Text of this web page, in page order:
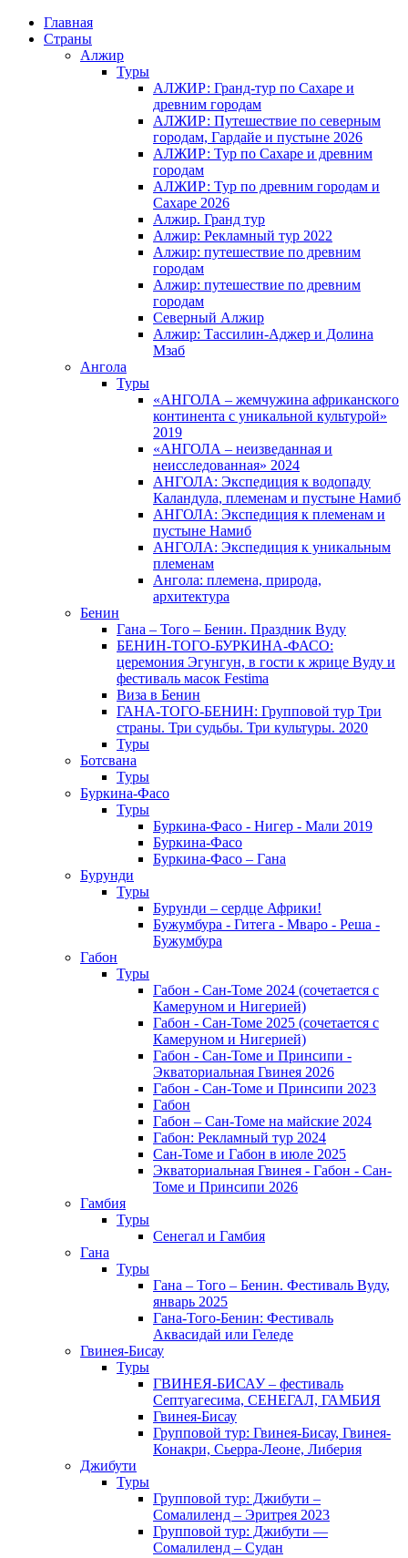
Главная
Страны
Алжир
Туры
АЛЖИР: Гранд-тур по Сахаре и
древним городам
АЛЖИР: Путешествие по северным
городам, Гардайе и пустыне 2026
АЛЖИР: Тур по Сахаре и древним
городам
АЛЖИР: Тур по древним городам и
Сахаре 2026
Алжир. Гранд тур
Алжир: Рекламный тур 2022
Алжир: путешествие по древним
городам
Алжир: путешествие по древним
городам
Северный Алжир
Алжир: Тассилин-Аджер и Долина
Мзаб
Ангола
Туры
«АНГОЛА – жемчужина африканского
континента с уникальной культурой»
2019
«АНГОЛА – неизведанная и
неисследованная» 2024
АНГОЛА: Экспедиция к водопаду
Каландула, племенам и пустыне Намиб
АНГОЛА: Экспедиция к племенам и
пустыне Намиб
АНГОЛА: Экспедиция к уникальным
племенам
Ангола: племена, природа,
архитектура
Бенин
Гана – Того – Бенин. Праздник Вуду
БЕНИН-ТОГО-БУРКИНА-ФАСО:
церемония Эгунгун, в гости к жрице Вуду и
фестиваль масок Festima
Виза в Бенин
ГАНА-ТОГО-БЕНИН: Групповой тур Три
страны. Три судьбы. Три культуры. 2020
Туры
Ботсвана
Туры
Буркина-Фасо
Туры
Буркина-Фасо - Нигер - Мали 2019
Буркина-Фасо
Буркина-Фасо – Гана
Бурунди
Туры
Бурунди – сердце Африки!
Бужумбура - Гитега - Мваро - Реша -
Бужумбура
Габон
Туры
Габон - Сан-Томе 2024 (сочетается с
Камеруном и Нигерией)
Габон - Сан-Томе 2025 (сочетается с
Камеруном и Нигерией)
Габон - Сан-Томе и Принсипи -
Экваториальная Гвинея 2026
Габон - Сан-Томе и Принсипи 2023
Габон
Габон – Сан-Томе на майские 2024
Габон: Рекламный тур 2024
Сан-Томе и Габон в июле 2025
Экваториальная Гвинея - Габон - Сан-
Томе и Принсипи 2026
Гамбия
Туры
Сенегал и Гамбия
Гана
Туры
Гана – Того – Бенин. Фестиваль Вуду,
январь 2025
Гана-Того-Бенин: Фестиваль
Аквасидай или Геледе
Гвинея-Бисау
Туры
ГВИНЕЯ-БИСАУ – фестиваль
Септуагесима, СЕНЕГАЛ, ГАМБИЯ
Гвинея-Бисау
Групповой тур: Гвинея-Бисау, Гвинея-
Конакри, Сьерра-Леоне, Либерия
Джибути
Туры
Групповой тур: Джибути –
Cомалиленд – Эритрея 2023
Групповой тур: Джибути —
Сомалиленд – Судан